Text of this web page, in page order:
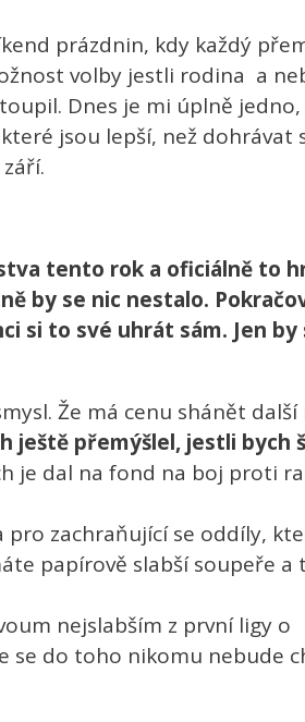
prázdnin, kdy každý
volby jestli rodina a
Dnes je mi úplně
jsou lepší, než dohrávat
tento rok a oficiálně to
by se nic nestalo.
si to své uhrát sám. Jen by
Že má cenu shánět
ještě přemýšlel, jestli bych
je dal na fond na boj proti
pro zachraňující se oddíly,
papírově slabší soupeře a
nejslabším z první ligy o
se do toho nikomu nebude